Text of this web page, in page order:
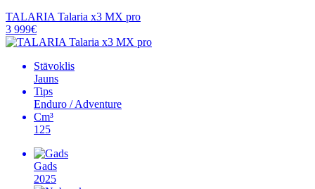
TALARIA Talaria x3 MX pro
3 999€
Stāvoklis
Jauns
Tips
Enduro / Adventure
Cm³
125
Gads
2025